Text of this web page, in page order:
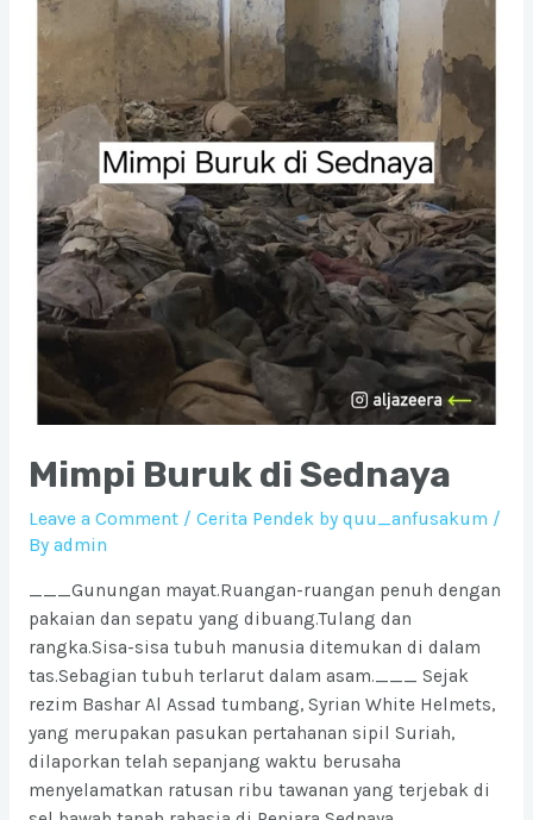
Mimpi Buruk di Sednaya
Leave a Comment / Cerita Pendek by quu_anfusakum /
By admin
___Gunungan mayat.Ruangan-ruangan penuh dengan
pakaian dan sepatu yang dibuang.Tulang dan
rangka.Sisa-sisa tubuh manusia ditemukan di dalam
tas.Sebagian tubuh terlarut dalam asam.___ Sejak
rezim Bashar Al Assad tumbang, Syrian White Helmets,
yang merupakan pasukan pertahanan sipil Suriah,
dilaporkan telah sepanjang waktu berusaha
menyelamatkan ratusan ribu tawanan yang terjebak di